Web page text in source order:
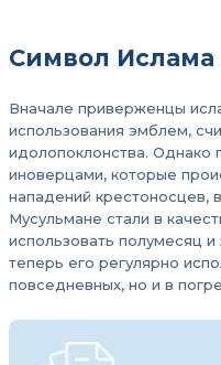
Символ Ислама
Вначале приверженцы
использования эмблем,
идолопоклонства. Однако
иноверцами, которые
нападений крестоносцев,
Мусульмане стали в
использовать полумесяц
теперь его регулярно
повседневных, но и в